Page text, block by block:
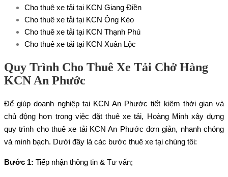
Cho thuê xe tải tại KCN Giang Điền
Cho thuê xe tải tại KCN Ông Kèo
Cho thuê xe tải tại KCN Thạnh Phú
Cho thuê xe tải tại KCN Xuân Lộc
Quy Trình Cho Thuê Xe Tải Chở Hàng
KCN An Phước
Để giúp doanh nghiệp tại KCN An Phước tiết kiệm thời gian và
chủ động hơn trong việc đặt thuê xe tải, Hoàng Minh xây dựng
quy trình cho thuê xe tải KCN An Phước đơn giản, nhanh chóng
và minh bạch. Dưới đây là các bước thuê xe tại chúng tôi:
Bước 1: Tiếp nhận thông tin & Tư vấn;